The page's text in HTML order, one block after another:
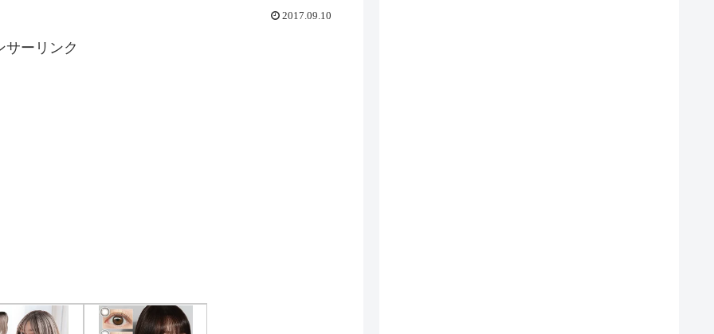
2017.09.10
サーリンク